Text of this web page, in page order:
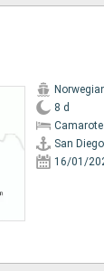
8 d
San Diego
16/01/